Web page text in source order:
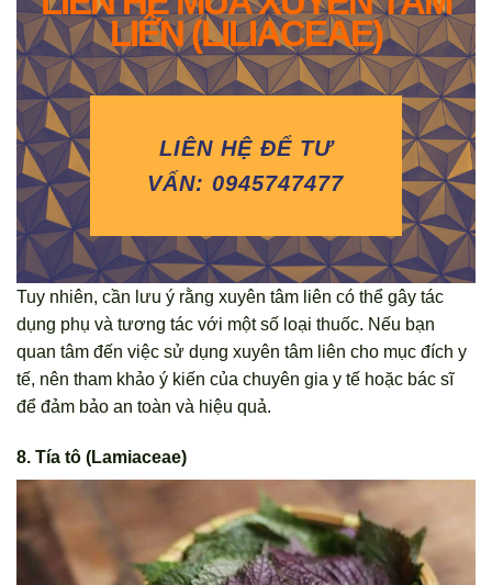
LIÊN (LILIACEAE)
LIÊN HỆ ĐỂ TƯ
VẤN: 0945747477
Tuy nhiên, cần lưu ý rằng xuyên tâm liên có thể gây tác
dụng phụ và tương tác với một số loại thuốc. Nếu bạn
quan tâm đến việc sử dụng xuyên tâm liên cho mục đích y
tế, nên tham khảo ý kiến của chuyên gia y tế hoặc bác sĩ
để đảm bảo an toàn và hiệu quả.
8. Tía tô (Lamiaceae)